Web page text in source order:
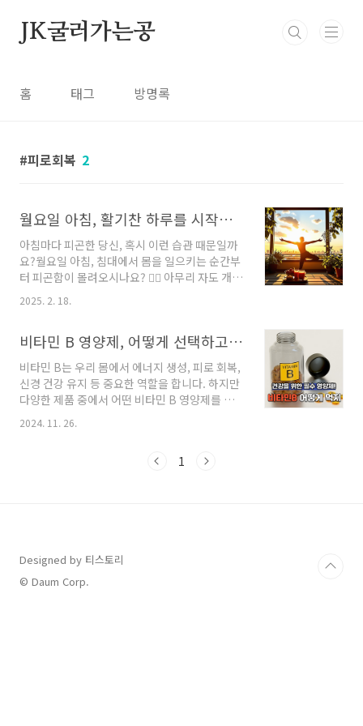
JK굴러가는공
홈 태그 방명록
피로회복 2
월요일 아침, 활기찬 하루를 시작하는 5가지 건강 습관!
아침마다 피곤한 당신, 혹시 이런 습관 때문일까
요?월요일 아침, 침대에서 몸을 일으키는 순간부
터 피곤함이 몰려오시나요? 😵‍💫 아무리 자도 개운
하지 않고, 하루 종일 무기력한 기분이라면 잘못
된 아침 습관이 원인일 수 있습니다.🚨 알람을 여
우는 습관🚨 단 음식으로 아침 식사를 대신하는
습관이런 행동들은 잠깐은 도움이 되는 것처럼
보이지만, 오히려 피로를 더 악화시킵니다! 😨그
렇다면, 아침에 꼭 지켜야 할 건강 습관은 무엇일
까요? 지금부터 에너지를 끌어올리는 아침 루틴
5가지를 알려드릴게요! 💪1️⃣ 알람은 하나만 설
친다?알람을 여러 개 맞춰놓고 끄는 것을 반복하
2025. 2. 18.
비타민 B 영양제, 어떻게 선택하고 섭취할까?
비타민 B는 우리 몸에서 에너지 생성, 피로 회복,
신경 건강 유지 등 중요한 역할을 합니다. 하지만
다양한 제품 중에서 어떤 비타민 B 영양제를 선
택해야 할지 고민하는 분들도 많죠. 잘못된 선택
은 효과를 보지 못하거나 부작용을 초래할 수 있
때 꼭 알아야 할 기준과 주의사항을 쉽게 정리해
기능을 하면서도 서로를 보완해주는 역할을 하므
로 모든 비타민 B군이 균형 있게 포함된 영양제
2024. 11. 26.
1
Designed by 티스토리
© Daum Corp.